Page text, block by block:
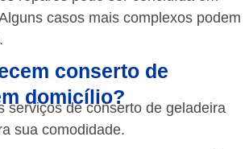
casos mais complexos podem
conserto de
domicílio?
serviços de conserto de geladeira
sua comodidade.